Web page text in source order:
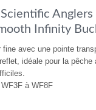
Anglers
Infinity
avec une pointe
idéale pour la pêche
à WF8F